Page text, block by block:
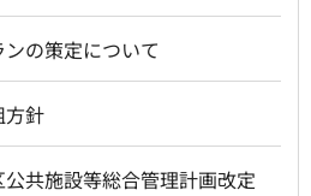
の策定について
方針
公共施設等総合管理計画改定